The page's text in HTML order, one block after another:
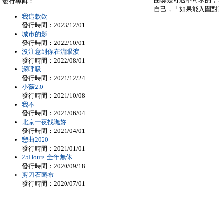
自己，「如果能入圍
我這款欸
發行時間：2023/12/01
城市的影
發行時間：2022/10/01
沒注意到你在流眼淚
發行時間：2022/08/01
深呼吸
發行時間：2021/12/24
小薇2.0
發行時間：2021/10/08
我不
發行時間：2021/06/04
北京一夜找嘸妳
發行時間：2021/04/01
戀曲2020
發行時間：2021/01/01
25Hours 全年無休
發行時間：2020/09/18
剪刀石頭布
發行時間：2020/07/01